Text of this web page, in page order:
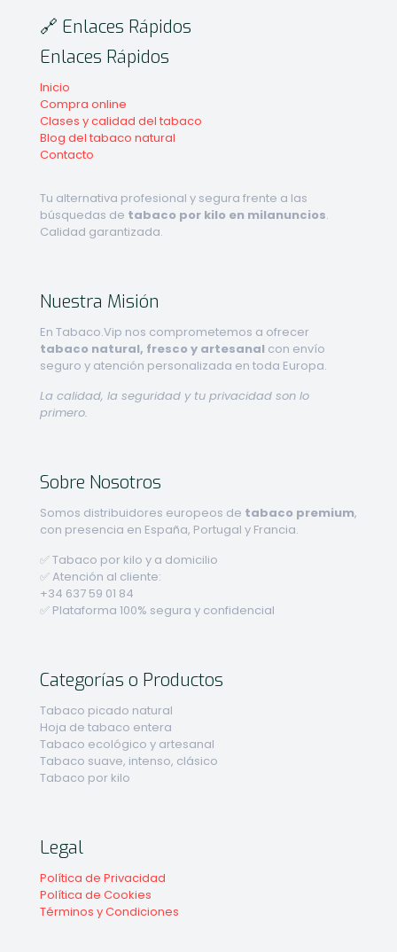
🔗 Enlaces Rápidos
Enlaces Rápidos
Inicio
Compra online
Clases y calidad del tabaco
Blog del tabaco natural
Contacto
Tu alternativa profesional y segura frente a las
búsquedas de tabaco por kilo en milanuncios.
Calidad garantizada.
Nuestra Misión
En Tabaco.Vip nos comprometemos a ofrecer
tabaco natural, fresco y artesanal con envío
seguro y atención personalizada en toda Europa.
La calidad, la seguridad y tu privacidad son lo
primero.
Sobre Nosotros
Somos distribuidores europeos de tabaco premium,
con presencia en España, Portugal y Francia.
✅ Tabaco por kilo y a domicilio
✅ Atención al cliente:
+34 637 59 01 84
✅ Plataforma 100% segura y confidencial
Categorías o Productos
Tabaco picado natural
Hoja de tabaco entera
Tabaco ecológico y artesanal
Tabaco suave, intenso, clásico
Tabaco por kilo
Legal
Política de Privacidad
Política de Cookies
Términos y Condiciones